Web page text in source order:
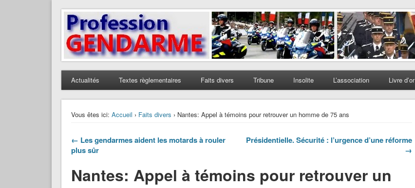
Profession Gendarme
Le journal des gendarmes
Actualités Textes règlementaires Faits divers Tribune Insolite L’association Livre d’or
Vous êtes ici: Accueil › Faits divers › Nantes: Appel à témoins pour retrouver un homme de 75 ans
← Les gendarmes aident les motards à rouler
plus sûr
Présidentielle. Sécurité : l’urgence d’une réforme
→
Nantes: Appel à témoins pour retrouver un